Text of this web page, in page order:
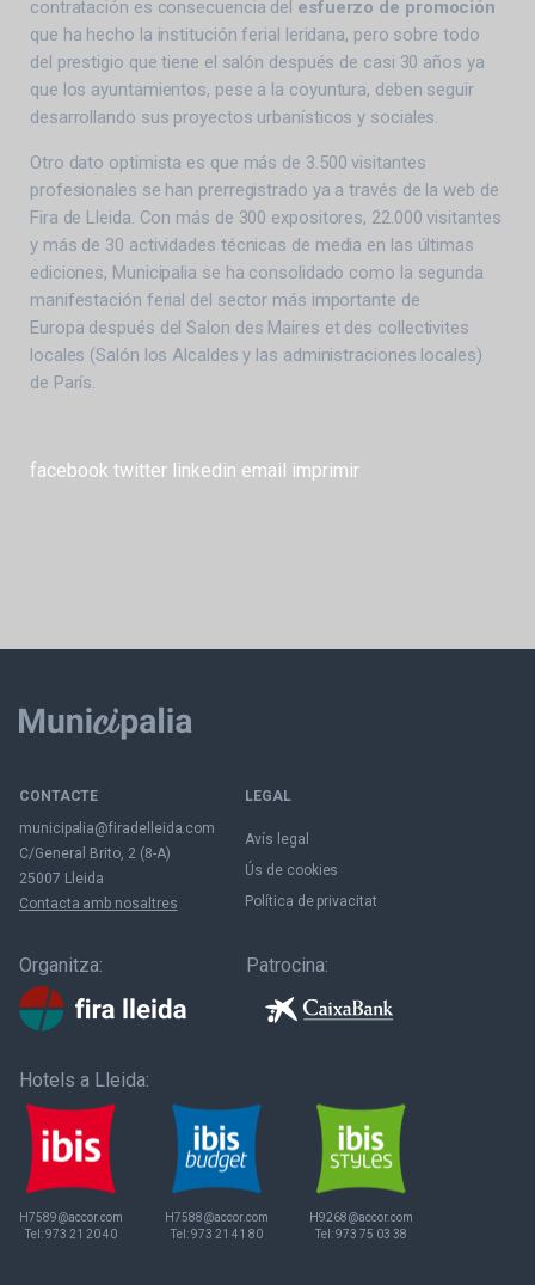
contratación es consecuencia del esfuerzo de promoción
que ha hecho la institución ferial leridana, pero sobre todo
del prestigio que tiene el salón después de casi 30 años ya
que los ayuntamientos, pese a la coyuntura, deben seguir
desarrollando sus proyectos urbanísticos y sociales.
Otro dato optimista es que más de 3.500 visitantes
profesionales se han prerregistrado ya a través de la web de
Fira de Lleida. Con más de 300 expositores, 22.000 visitantes
y más de 30 actividades técnicas de media en las últimas
ediciones, Municipalia se ha consolidado como la segunda
manifestación ferial del sector más importante de
Europa después del Salon des Maires et des collectivites
locales (Salón los Alcaldes y las administraciones locales)
de París.
facebook twitter linkedin email imprimir
CONTACTE
municipalia@firadelleida.com
C/General Brito, 2 (8-A)
25007 Lleida
Contacta amb nosaltres
LEGAL
Avís legal
Ús de cookies
Política de privacitat
Organitza: Patrocina:
Hotels a Lleida:
H7589@accor.com
Tel:973 21 20 40
H7588@accor.com
Tel:973 21 41 80
H9268@accor.com
Tel:973 75 03 38